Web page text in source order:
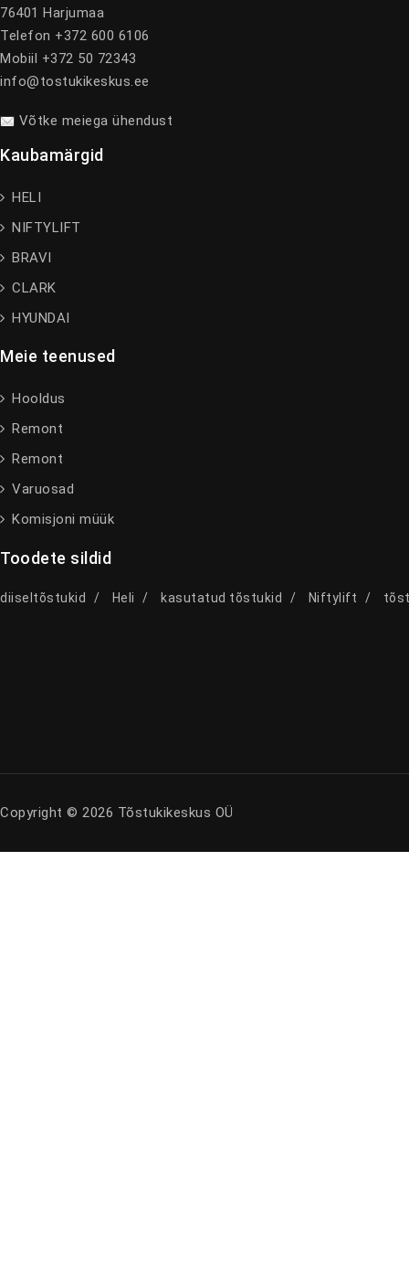
76401 Harjumaa
Telefon +372 600 6106
Mobiil +372 50 72343
info@tostukikeskus.ee
Võtke meiega ühendust
Kaubamärgid
HELI
NIFTYLIFT
BRAVI
CLARK
HYUNDAI
Meie teenused
Hooldus
Remont
Remont
Varuosad
Komisjoni müük
Toodete sildid
diiseltõstukid Heli kasutatud tõstukid Niftylift
Copyright © 2026 Tõstukikeskus OÜ